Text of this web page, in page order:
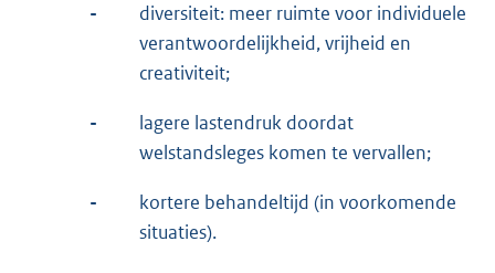
-
diversiteit: meer ruimte voor individuele
verantwoordelijkheid, vrijheid en
creativiteit;
-
lagere lastendruk doordat
welstandsleges komen te vervallen;
-
kortere behandeltijd (in voorkomende
situaties).